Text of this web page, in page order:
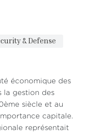
& Defense
économique des
la gestion des
siècle et au
capitale.
représentait